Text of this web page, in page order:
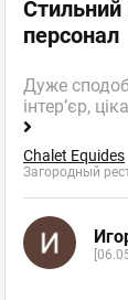
Стильний
персонал
Дуже
інтер’єр,
Chalet Equides
Загородный